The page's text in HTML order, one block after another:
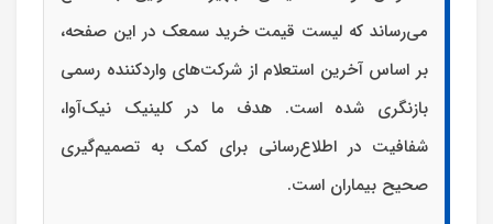
می‌رساند که لیست قیمت خرید سمعک در این صفحه،
بر اساس آخرین استعلام از شرکت‌های واردکننده رسمی
بازنگری شده است. هدف ما در کلینیک نیک‌آوا،
شفافیت در اطلاع‌رسانی برای کمک به تصمیم‌گیری
صحیح بیماران است.